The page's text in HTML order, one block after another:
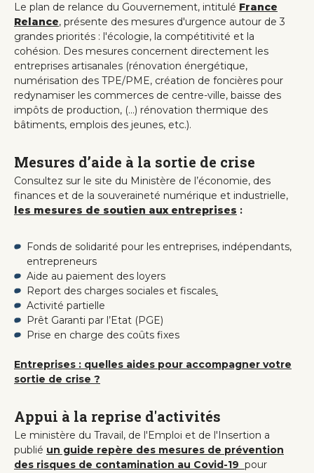
Le plan de relance du Gouvernement, intitulé France
Relance, présente des mesures d'urgence autour de 3
grandes priorités : l'écologie, la compétitivité et la
cohésion. Des mesures concernent directement les
entreprises artisanales (rénovation énergétique,
numérisation des TPE/PME, création de foncières pour
redynamiser les commerces de centre-ville, baisse des
impôts de production, (...) rénovation thermique des
bâtiments, emplois des jeunes, etc.).
Mesures d’aide à la sortie de crise
Consultez sur le site du Ministère de l’économie, des
finances et de la souveraineté numérique et industrielle,
les mesures de soutien aux entreprises :
Fonds de solidarité pour les entreprises, indépendants,
entrepreneurs
Aide au paiement des loyers
Report des charges sociales et fiscales.
Activité partielle
Prêt Garanti par l’Etat (PGE)
Prise en charge des coûts fixes
Entreprises : quelles aides pour accompagner votre
sortie de crise ?
Appui à la reprise d'activités
Le ministère du Travail, de l'Emploi et de l'Insertion a
publié un guide repère des mesures de prévention
des risques de contamination au Covid-19 pour